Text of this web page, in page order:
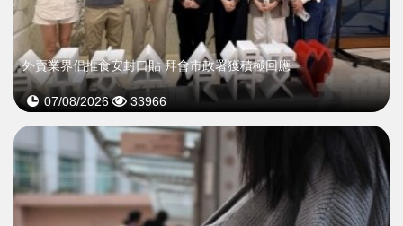
外賣業界倡推食安封口貼 拜會市政署獲積極回應
07/08/2026 33966